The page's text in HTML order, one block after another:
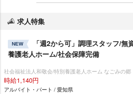
求人特集
NEW
「週2から可」調理スタッフ/
養護老人ホーム/社会保障完備
社会福祉法人和敬会/特別養護老人ホーム なごみの郷
時給1,140円
アルバイト・パート / 愛知県